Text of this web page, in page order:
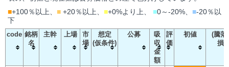
■+100％以上、 ■ +20％以上、 ■+0%より上、 ■0～-20%、 ■-20％以
下
code 銘柄
名
主幹 上場
市
場
想定
(仮条件)
公募
吸
収
金
額
評
価
初値
(騰落
損